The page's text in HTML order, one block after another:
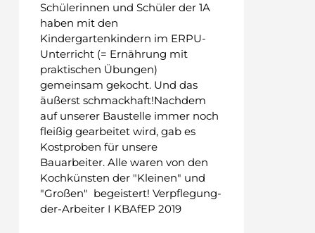
Schülerinnen und Schüler der 1A
haben mit den
Kindergartenkindern im ERPU-
Unterricht (= Ernährung mit
praktischen Übungen)
gemeinsam gekocht. Und das
äußerst schmackhaft!Nachdem
auf unserer Baustelle immer noch
fleißig gearbeitet wird, gab es
Kostproben für unsere
Bauarbeiter. Alle waren von den
Kochkünsten der "Kleinen" und
"Großen" begeistert! Verpflegung-
der-Arbeiter I KBAfEP 2019